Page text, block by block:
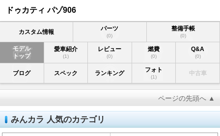
ドゥカティ パゾ906
カスタム情報 パーツ
(0)
整備手帳
(0)
モデル
トップ
愛車紹介
(1)
レビュー
(0)
燃費
(0)
Q&A
(0)
ブログ スペック ランキング フォト
(1)
中古車
ページの先頭へ ▲
みんカラ 人気のカテゴリ